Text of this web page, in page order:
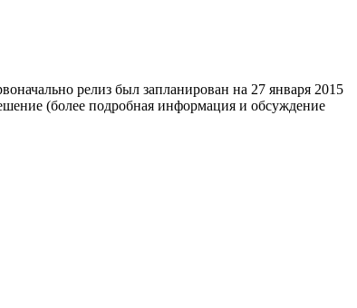
релиз был запланирован на 27 января 2015
(более подробная информация и обсуждение